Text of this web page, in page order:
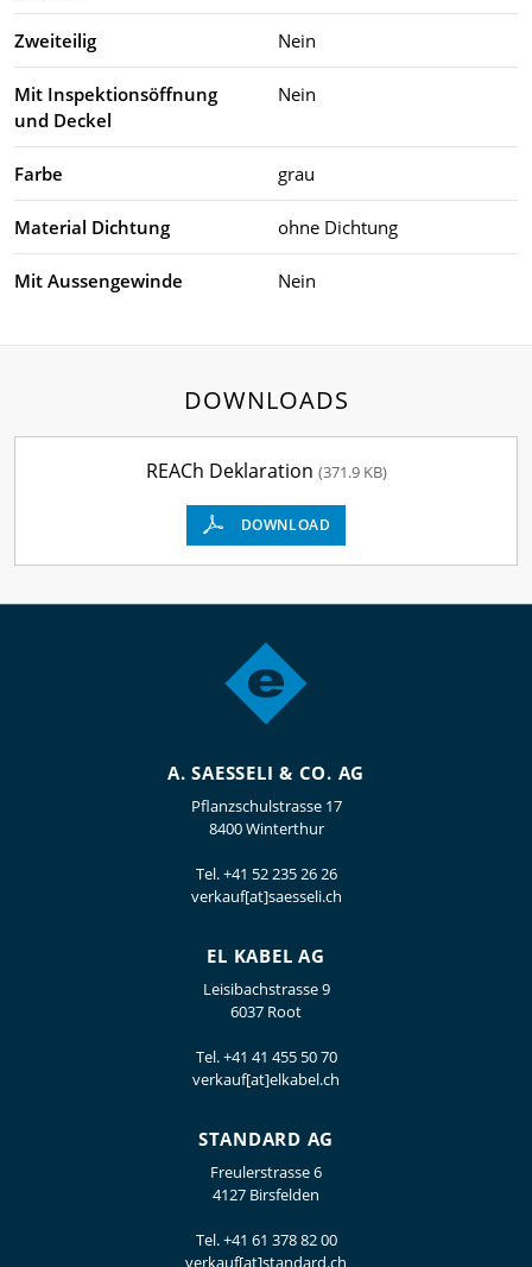
Zweiteilig Nein
Mit Inspektionsöffnung
und Deckel
Nein
Farbe grau
Material Dichtung ohne Dichtung
Mit Aussengewinde Nein
DOWNLOADS
REACh Deklaration (371.9 KB)
DOWNLOAD
A. SAESSELI & CO. AG
Pflanzschulstrasse 17
8400 Winterthur
Tel.+41 52 235 26 26
verkauf[at]saesseli.ch
EL KABEL AG
Leisibachstrasse 9
6037 Root
Tel.+41 41 455 50 70
verkauf[at]elkabel.ch
STANDARD AG
Freulerstrasse 6
4127 Birsfelden
Tel.+41 61 378 82 00
verkauf[at]standard.ch